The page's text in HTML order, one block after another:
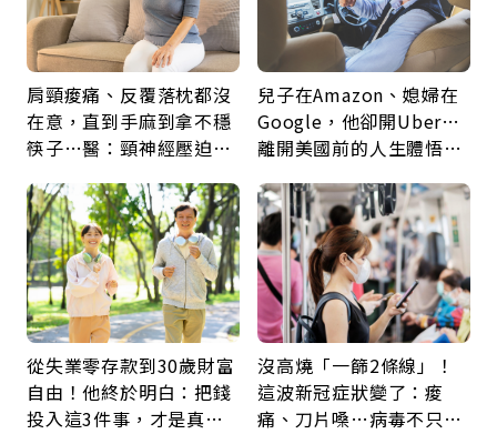
肩頸痠痛、反覆落枕都沒
在意，直到手麻到拿不穩
筷子…醫：頸神經壓迫上
鍵
兒子在Amazon、媳婦在
Google，他卻開Uber…
離開美國前的人生體悟：
從失業零存款到30歲財富
自由！他終於明白：把錢
投入這3件事，才是真正
沒高燒「一篩2條線」！
這波新冠症狀變了：痠
痛、刀片嗓…病毒不只攻